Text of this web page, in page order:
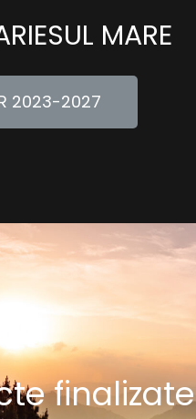
MARE
2023-2027
finalizate